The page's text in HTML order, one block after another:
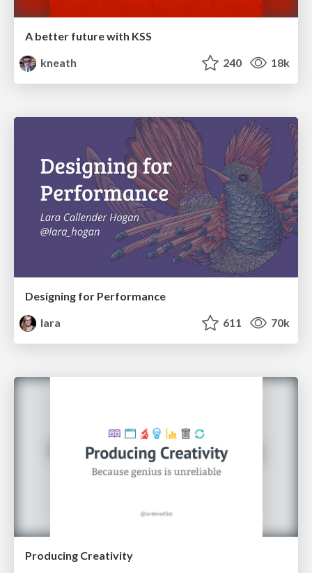
A better future with KSS
kneath
240 18k
Designing for Performance
lara
611 70k
Producing Creativity